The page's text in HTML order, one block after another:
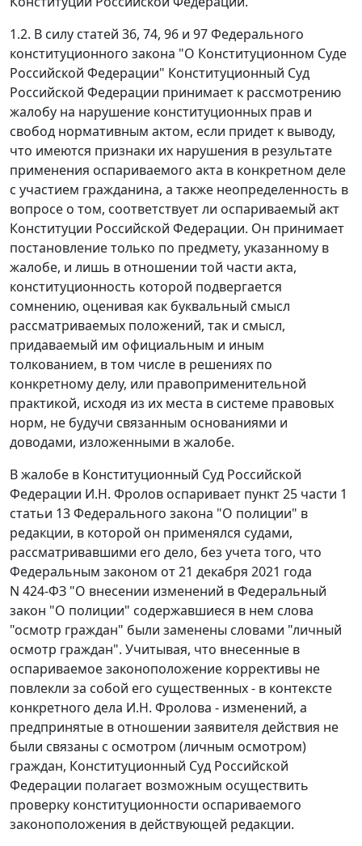
1.2. В силу статей 36, 74, 96 и 97 Федерального
конституционного закона "О Конституционном Суде
Российской Федерации" Конституционный Суд
Российской Федерации принимает к рассмотрению
жалобу на нарушение конституционных прав и
свобод нормативным актом, если придет к выводу,
что имеются признаки их нарушения в результате
применения оспариваемого акта в конкретном деле
с участием гражданина, а также неопределенность в
вопросе о том, соответствует ли оспариваемый акт
Конституции Российской Федерации. Он принимает
постановление только по предмету, указанному в
жалобе, и лишь в отношении той части акта,
конституционность которой подвергается
сомнению, оценивая как буквальный смысл
рассматриваемых положений, так и смысл,
придаваемый им официальным и иным
толкованием, в том числе в решениях по
конкретному делу, или правоприменительной
практикой, исходя из их места в системе правовых
норм, не будучи связанным основаниями и
доводами, изложенными в жалобе.
В жалобе в Конституционный Суд Российской
Федерации И.Н. Фролов оспаривает пункт 25 части 1
статьи 13 Федерального закона "О полиции" в
редакции, в которой он применялся судами,
рассматривавшими его дело, без учета того, что
Федеральным законом от 21 декабря 2021 года
N 424-ФЗ "О внесении изменений в Федеральный
закон "О полиции" содержавшиеся в нем слова
"осмотр граждан" были заменены словами "личный
осмотр граждан". Учитывая, что внесенные в
оспариваемое законоположение коррективы не
повлекли за собой его существенных - в контексте
конкретного дела И.Н. Фролова - изменений, а
предпринятые в отношении заявителя действия не
были связаны с осмотром (личным осмотром)
граждан, Конституционный Суд Российской
Федерации полагает возможным осуществить
проверку конституционности оспариваемого
законоположения в действующей редакции.